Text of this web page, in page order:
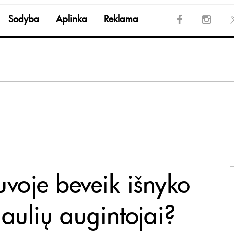
Sodyba Aplinka Reklama
beveik išnyko
augintojai?